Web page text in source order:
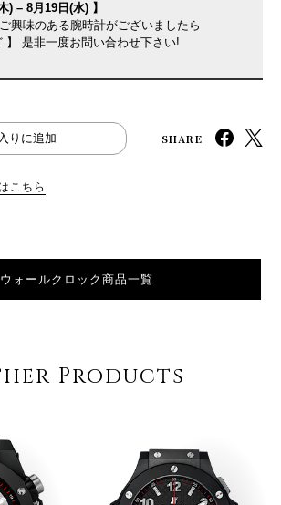
) – 8月19日(水) 】
興味のある腕時計がございましたら
】 是非一度お問い合わせ下さい!
りに追加 SHARE
こちら
ウォールクロック商品一覧
Products